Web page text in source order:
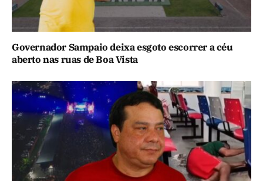
Governador Sampaio deixa esgoto escorrer a céu
aberto nas ruas de Boa Vista